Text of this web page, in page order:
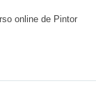
online de Pintor